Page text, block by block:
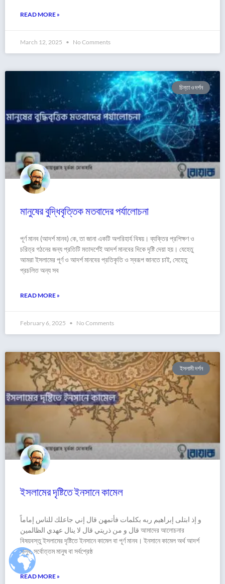
READ MORE »
March 12, 2025 No Comments
চিন্তা ও দর্শন
মানুষের বুদ্ধিবৃত্তিক মতবাদের পর্যালোচনা
পূর্ণ মানব (আদর্শ মানব) কে, তা জানা একটি অপরিহার্য বিষয়। ব্যক্তির প্রশিক্ষণ ও
চরিত্র গঠনের জন্য প্রতিটি মতাদর্শেই আদর্শ মানবের দিকে দৃষ্টি দেয়া হয়। যেহেতু
আমরা ইসলামের পূর্ণ ও আদর্শ মানবের প্রতিকৃতি ও স্বরূপ জানতে চাই, সেহেতু
প্রচলিত অন্য সব
READ MORE »
February 6, 2025 No Comments
ইসলামী দর্শন
ইসলামের দৃষ্টিতে ইনসানে কামেল
و إذ ابتلى إبراهيم ربه بكلمات فأتمهن قال إني جاعلك للناس إماماً
قال و من ذريتي قال لا ينال عهدي الظالمين আমাদের আলোচনার
বিষয়বস্তু ইসলামের দৃষ্টিতে ইনসানে কামেল বা পূর্ণ মানব। ইনসানে কামেল অর্থ আদর্শ
মানুষ, সর্বোত্তম মানুষ বা সর্বশ্রেষ্ঠ
READ MORE »